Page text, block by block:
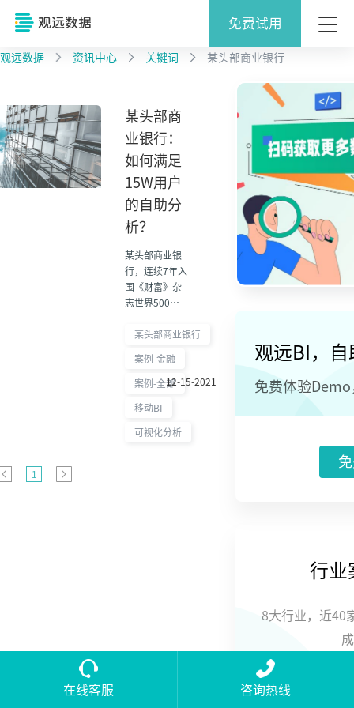
免费试用
观远数据 资讯中心 关键词 某头部商业银行
某头部商
业银行：
如何满足
15W用户
的自助分
析？
某头部商业银
行，连续7年入
围《财富》杂
志世界500
列“2021福布
2000强”第22
位，是金融数
极践行者。
#1987年成立
某头部商业银行
案例-金融
案例-全部
移动BI
可视化分析
12-15-2021
1
观远BI，
免费体验
行业
8大行业，近40
在线客服 咨询热线